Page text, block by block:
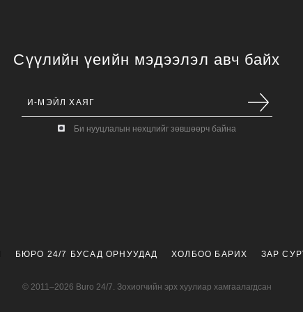
Сүүлийн үеийн мэдээлэл авч байх
Би нууцлалын нөхцлийг зөвшөөрч байна
БЮРО 24/7 БУСАД ОРНУУДАД ХОЛБОО БАРИХ ЗАР
© 2011–2026 Buro 24/7. Зохиогчийн эрх хуулиар хамгаалагдсан